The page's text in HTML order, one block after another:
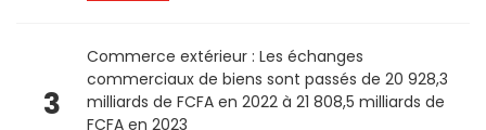
3
Commerce extérieur : Les échanges
commerciaux de biens sont passés de 20 928,3
milliards de FCFA en 2022 à 21 808,5 milliards de
FCFA en 2023